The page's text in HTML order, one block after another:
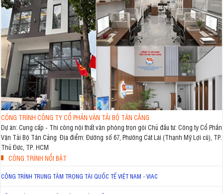
CÔNG TRÌNH CÔNG TY CỔ PHẦN VẬN TẢI BỘ TÂN CẢNG
Dự án: Cung cấp - Thi công nội thất văn phòng trọn gói Chủ đầu tư: Công ty Cổ Phần
Vận Tải Bộ Tân Cảng Địa điểm: Đường số 67, Phường Cát Lái (Thạnh Mỹ Lợi cũ), TP.
Thủ Đức, TP. HCM
CÔNG TRÌNH NỔI BẬT
CÔNG TRÌNH TRUNG TÂM TRỌNG TÀI QUỐC TẾ VIỆT NAM - VIAC